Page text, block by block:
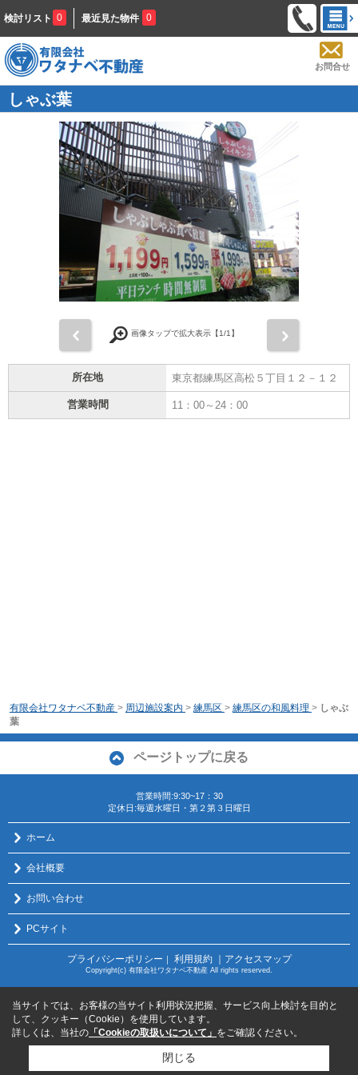
検討リスト 0 最近見た物件 0
お問合せ
しゃぶ葉
画像タップで拡大表示【1/1】
所在地 東京都練馬区高松５丁目１２－１２
営業時間 11：00～24：00
有限会社ワタナベ不動産 > 周辺施設案内 > 練馬区 > 練馬区の和風料理 > しゃぶ
葉
ページトップに戻る
営業時間:9:30~17：30
定休日:毎週水曜日・第２第３日曜日
ホーム
会社概要
お問い合わせ
PCサイト
プライバシーポリシー ｜ 利用規約 ｜アクセスマップ
Copyright(c) 有限会社ワタナベ不動産 All rights reserved.
当サイトでは、お客様の当サイト利用状況把握、サービス向上検討を目的と
して、クッキー（Cookie）を使用しています。
詳しくは、当社の 「Cookieの取扱いについて」 をご確認ください。
閉じる